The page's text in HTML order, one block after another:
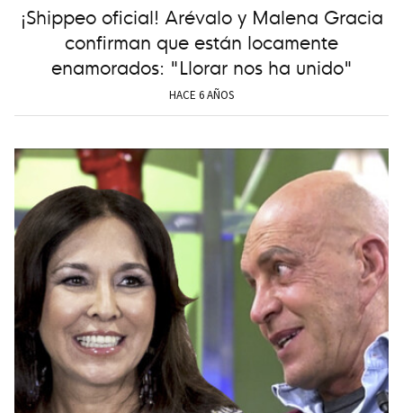
¡Shippeo oficial! Arévalo y Malena Gracia
confirman que están locamente
enamorados: "Llorar nos ha unido"
HACE 6 AÑOS